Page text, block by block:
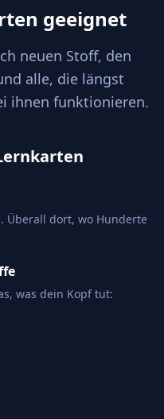
geeignet
neuen Stoff, den
alle, die längst
ihnen funktionieren.
Überall dort, wo Hunderte
was dein Kopf tut: